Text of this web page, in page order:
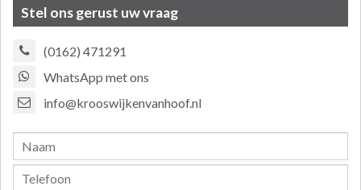
Stel ons gerust uw vraag
(0162) 471291
WhatsApp met ons
info@krooswijkenvanhoof.nl